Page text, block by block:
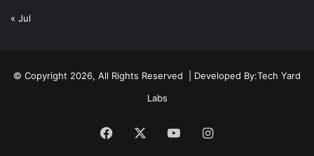
« Jul
© Copyright 2026, All Rights Reserved | Developed By:Tech Yard
Labs
Facebook YouTubeInstagram